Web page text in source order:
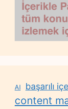
AI başarılı
content